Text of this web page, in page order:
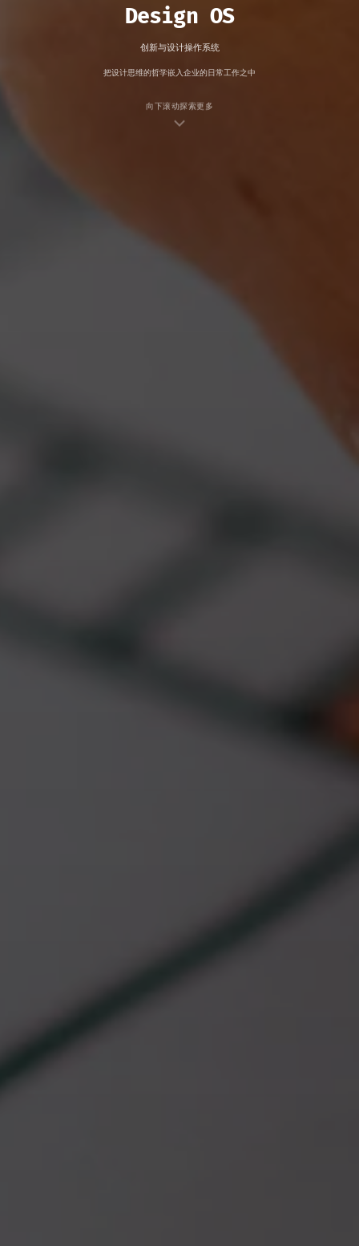
Design OS
创新与设计操作系统
把设计思维的哲学嵌入企业的日常工作之中
向下滚动探索更多